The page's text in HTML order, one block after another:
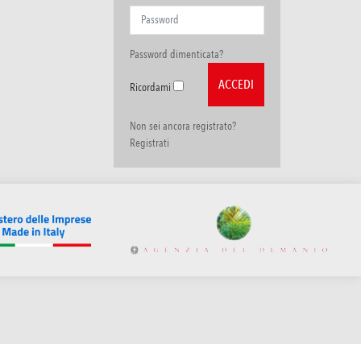
Password dimenticata?
Ricordami
Non sei ancora registrato?
Registrati